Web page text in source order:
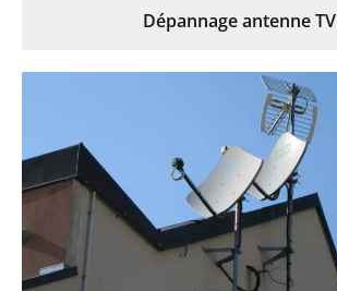
Dépannage antenne TV